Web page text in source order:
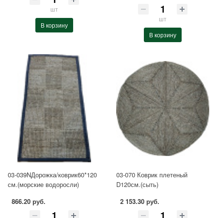
шт
В корзину
шт
В корзину
03-039NДорожка/коврик60*120
см.(морские водоросли)
866.20 руб.
03-070 Коврик плетеный
D120см.(сыть)
2 153.30 руб.